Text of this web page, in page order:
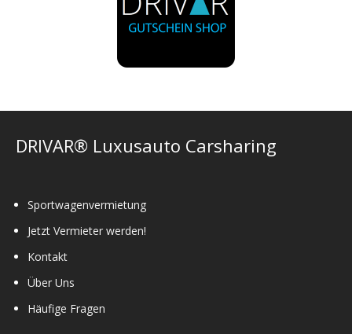
DRIVAR® Luxusauto Carsharing
Sportwagenvermietung
Jetzt Vermieter werden!
Kontakt
Über Uns
Häufige Fragen